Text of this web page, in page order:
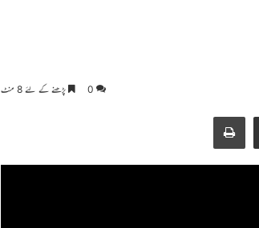
0 پڑھنے کے لئے 8 منٹ
Share via Email
Print